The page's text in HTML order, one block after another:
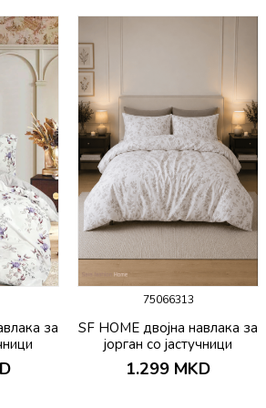
за
75066313
SF HOME двојна навлака за
јорган со јастучници
200х230 Bueno
1.299 MKD